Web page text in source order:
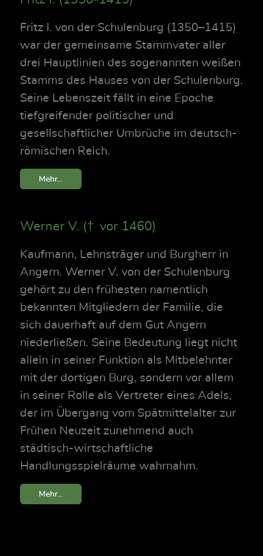
Fritz I. von der Schulenburg (1350–1415)
war der gemeinsame Stammvater aller
drei Hauptlinien des sogenannten weißen
Stamms des Hauses von der Schulenburg.
Seine Lebenszeit fällt in eine Epoche
tiefgreifender politischer und
gesellschaftlicher Umbrüche im deutsch-
römischen Reich.
Mehr...
Werner V. († vor 1460)
Kaufmann, Lehnsträger und Burgherr in
Angern. Werner V. von der Schulenburg
gehört zu den frühesten namentlich
bekannten Mitgliedern der Familie, die
sich dauerhaft auf dem Gut Angern
niederließen. Seine Bedeutung liegt nicht
allein in seiner Funktion als Mitbelehnter
mit der dortigen Burg, sondern vor allem
in seiner Rolle als Vertreter eines Adels,
der im Übergang vom Spätmittelalter zur
Frühen Neuzeit zunehmend auch
städtisch-wirtschaftliche
Handlungsspielräume wahrnahm.
Mehr...